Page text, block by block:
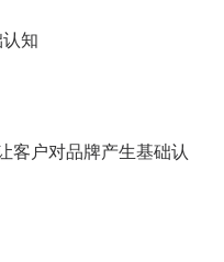
知
客户对品牌产生基础认